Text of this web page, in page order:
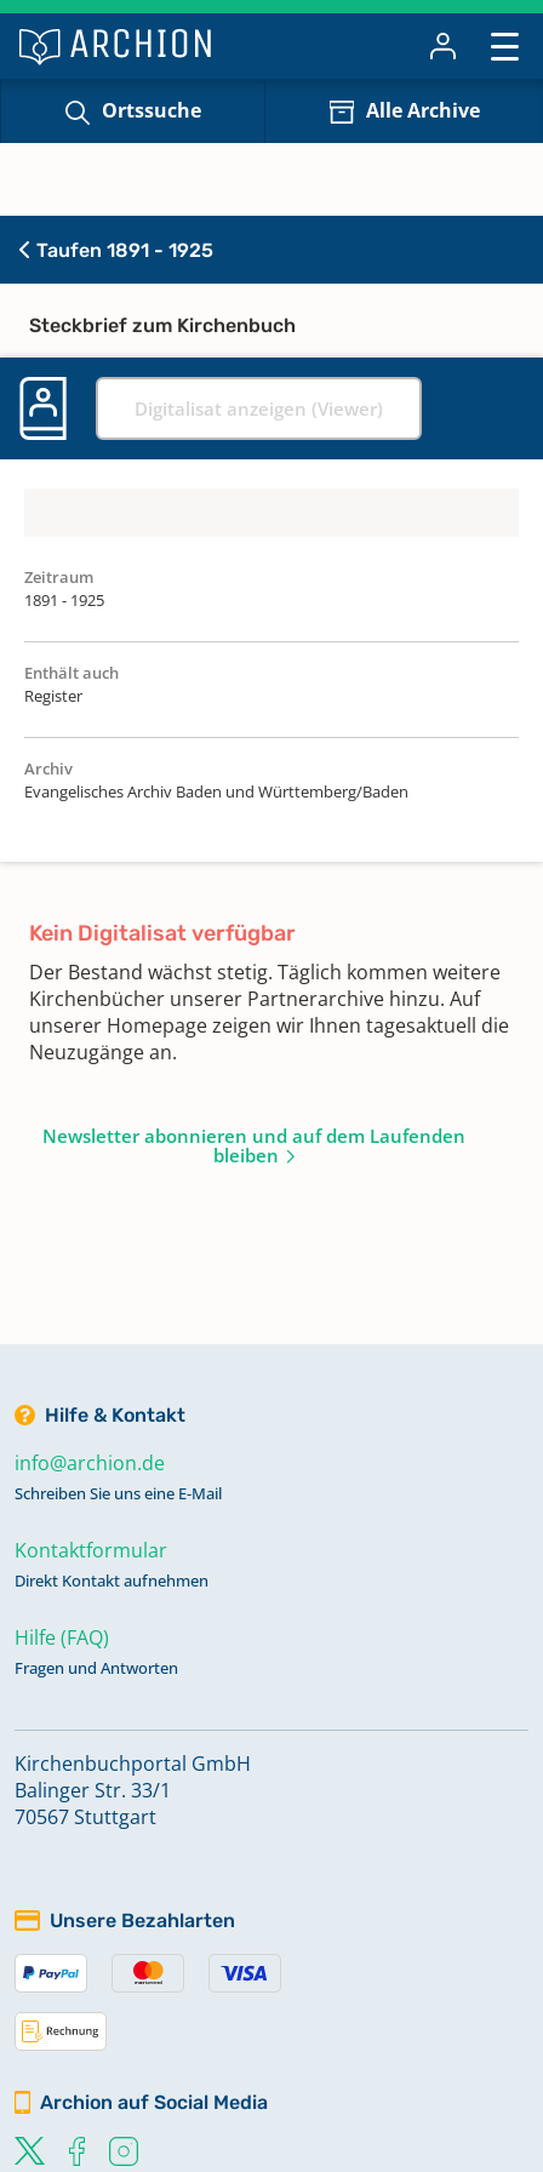
Ortssuche Alle Archive
Taufen 1891 - 1925
Steckbrief zum Kirchenbuch
Digitalisat anzeigen (Viewer)
Zeitraum
1891 - 1925
Enthält auch
Register
Archiv
Evangelisches Archiv Baden und Württemberg/Baden
Kein Digitalisat verfügbar
Der Bestand wächst stetig. Täglich kommen weitere
Kirchenbücher unserer Partnerarchive hinzu. Auf
unserer Homepage zeigen wir Ihnen tagesaktuell die
Neuzugänge an.
Newsletter abonnieren und auf dem Laufenden
bleiben
Hilfe & Kontakt
info@archion.de
Schreiben Sie uns eine E-Mail
Kontaktformular
Direkt Kontakt aufnehmen
Hilfe (FAQ)
Fragen und Antworten
Kirchenbuchportal GmbH
Balinger Str. 33/1
70567 Stuttgart
Unsere Bezahlarten
Archion auf Social Media